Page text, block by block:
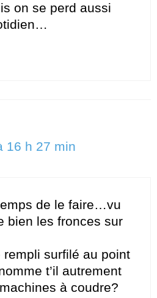
on se perd aussi
16 h 27 min
de le faire…vu
bien les fronces sur
rempli surfilé au point
t’il autrement
à coudre?